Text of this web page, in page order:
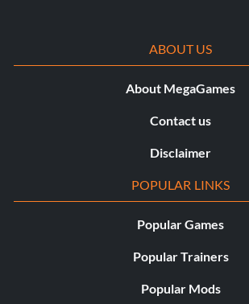
ABOUT US
About MegaGames
Contact us
Disclaimer
POPULAR LINKS
Popular Games
Popular Trainers
Popular Mods